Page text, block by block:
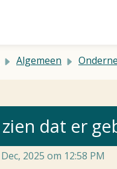
Algemeen
dat er
2025 om 12:58 PM